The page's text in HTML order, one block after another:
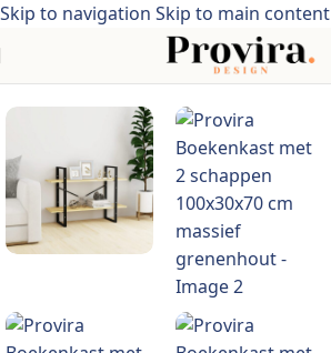
Skip to navigation Skip to main content
industriële stijl